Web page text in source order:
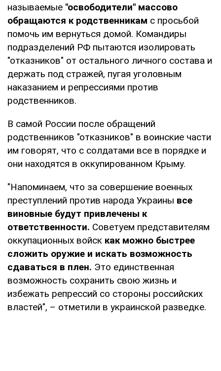
называемые "освободители" массово
обращаются к родственникам с просьбой
помочь им вернуться домой. Командиры
подразделений РФ пытаются изолировать
"отказников" от остального личного состава и
держать под стражей, пугая уголовным
наказанием и репрессиями против
родственников.
В самой России после обращений
родственников "отказников" в воинские части
им говорят, что с солдатами все в порядке и
они находятся в оккупированном Крыму.
"Напоминаем, что за совершение военных
преступлений против народа Украины все
виновные будут привлечены к
ответственности. Советуем представителям
оккупационных войск как можно быстрее
сложить оружие и искать возможность
сдаваться в плен. Это единственная
возможность сохранить свою жизнь и
избежать репрессий со стороны российских
властей", – отметили в украинской разведке.